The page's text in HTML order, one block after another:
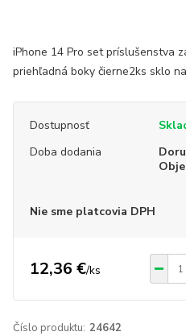
iPhone 14 Pro set príslušenstva
priehľadná boky čierne2ks sklo
Dostupnosť
Doba dodania
Nie sme platcovia DPH
12,36 €/ks
Číslo produktu: 24642